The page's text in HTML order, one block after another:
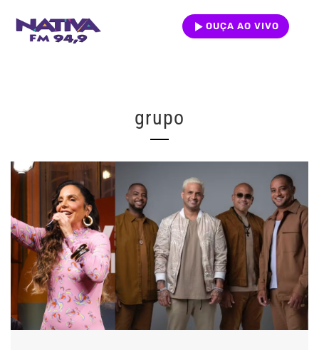
OUÇA AO VIVO
grupo